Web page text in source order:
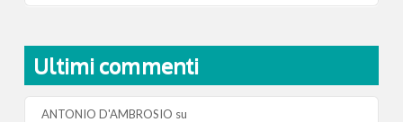
Ultimi commenti
ANTONIO D'AMBROSIO su